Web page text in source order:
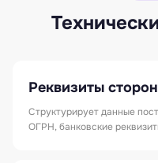
Реквизиты сторон
Структурирует данные
ОГРН, банковские